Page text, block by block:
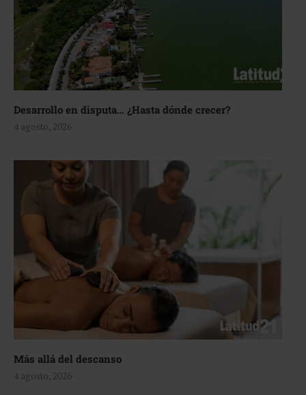
Desarrollo en disputa… ¿Hasta dónde crecer?
4 agosto, 2026
Más allá del descanso
4 agosto, 2026